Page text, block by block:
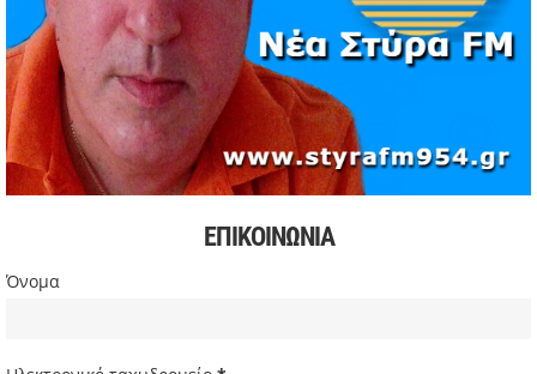
Αυξήσεις στην αμόλυβδη βενζίνη σε υψηλά επίπεδα από
την αρχή της κρίσης
03/05/2026 | 10:30
Χιόνισε σε Πάρνηθα και Πεντέλη – Διακοπή κυκλοφορίας
στη Λ. Πάρνηθος
03/05/2026 | 09:49
Πιέσεις στην παγκόσμια αγορά πετρελαίου και
Σακίρα: Περίπου 2 εκατ. θεατές στη συναυλία της στο Ρίο
ντε Τζανέιρο
Ευρωβουλευτής Φαραντούρης: Το ΠΑΣΟΚ διεκδικεί ρόλο
ΕΠΙΚΟΙΝΩΝΙΑ
Όνομα